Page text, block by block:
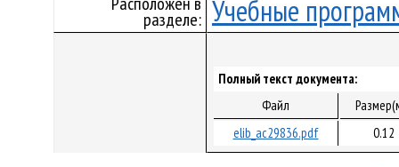
разделе: Учебные
Полный текст документа:
Файл
elib_ac29836.pdf
0.12